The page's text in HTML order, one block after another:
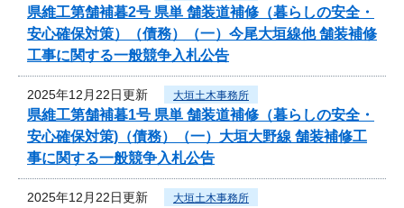
県維工第舗補暮2号 県単 舗装道補修（暮らしの安全・
安心確保対策）（債務）（一）今尾大垣線他 舗装補修
工事に関する一般競争入札公告
2025年12月22日更新 大垣土木事務所
県維工第舗補暮1号 県単 舗装道補修（暮らしの安全・
安心確保対策)（債務）（一）大垣大野線 舗装補修工
事に関する一般競争入札公告
2025年12月22日更新 大垣土木事務所